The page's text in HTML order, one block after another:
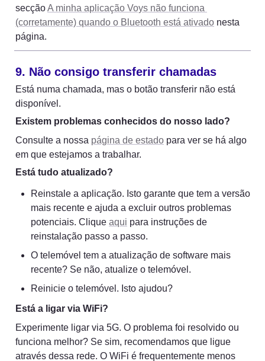
secção A minha aplicação Voys não funciona
(corretamente) quando o Bluetooth está ativado nesta
página.
9. Não consigo transferir chamadas
Está numa chamada, mas o botão transferir não está
disponível.
Existem problemas conhecidos do nosso lado?
Consulte a nossa página de estado para ver se há algo
em que estejamos a trabalhar.
Está tudo atualizado?
Reinstale a aplicação. Isto garante que tem a versão
mais recente e ajuda a excluir outros problemas
potenciais. Clique aqui para instruções de
reinstalação passo a passo.
O telemóvel tem a atualização de software mais
recente? Se não, atualize o telemóvel.
Reinicie o telemóvel. Isto ajudou?
Está a ligar via WiFi?
Experimente ligar via 5G. O problema foi resolvido ou
funciona melhor? Se sim, recomendamos que ligue
através dessa rede. O WiFi é frequentemente menos